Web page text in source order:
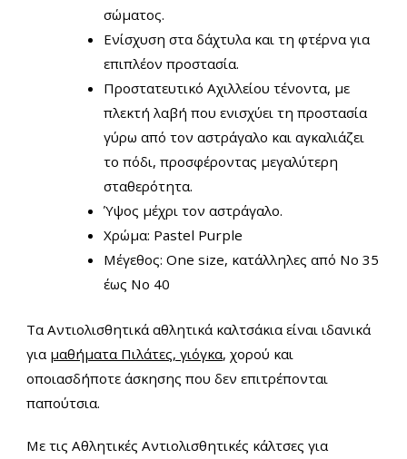
σώματος.
Ενίσχυση στα δάχτυλα και τη φτέρνα για
επιπλέον προστασία.
Προστατευτικό Αχιλλείου τένοντα, με
πλεκτή λαβή που ενισχύει τη προστασία
γύρω από τον αστράγαλο και αγκαλιάζει
το πόδι, προσφέροντας μεγαλύτερη
σταθερότητα.
Ύψος μέχρι τον αστράγαλο.
Χρώμα: Pastel Purple
Μέγεθος: One size, κατάλληλες από Νο 35
έως Νο 40
Τα Αντιολισθητικά αθλητικά καλτσάκια είναι ιδανικά
για μαθήματα Πιλάτες, γιόγκα, χορού και
οποιασδήποτε άσκησης που δεν επιτρέπονται
παπούτσια.
Με τις Αθλητικές Αντιολισθητικές κάλτσες για